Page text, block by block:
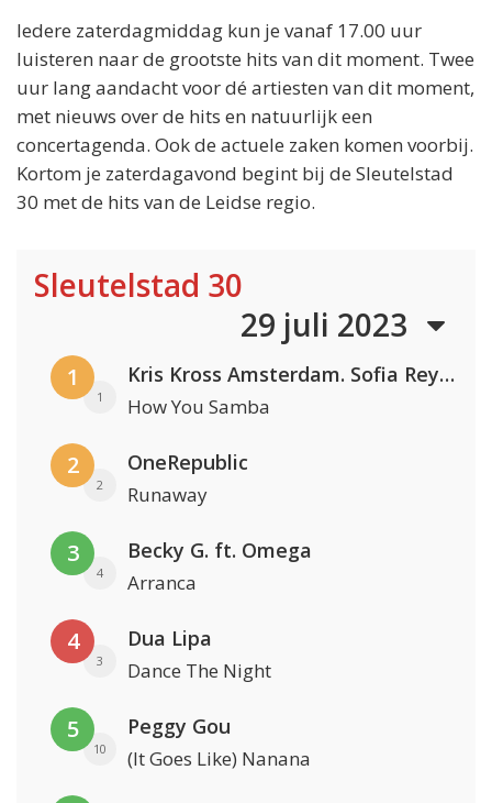
Iedere zaterdagmiddag kun je vanaf 17.00 uur
luisteren naar de grootste hits van dit moment. Twee
uur lang aandacht voor dé artiesten van dit moment,
met nieuws over de hits en natuurlijk een
concertagenda. Ook de actuele zaken komen voorbij.
Kortom je zaterdagavond begint bij de Sleutelstad
30 met de hits van de Leidse regio.
Sleutelstad 30
29 juli 2023
1
1
Kris Kross Amsterdam. Sofia Reyes & Tinie Tempah
How You Samba
2
2
OneRepublic
Runaway
3
4
Becky G. ft. Omega
Arranca
4
3
Dua Lipa
Dance The Night
5
10
Peggy Gou
(It Goes Like) Nanana